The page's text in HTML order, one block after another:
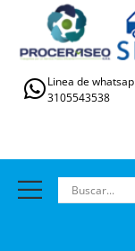
Linea de
3105543538